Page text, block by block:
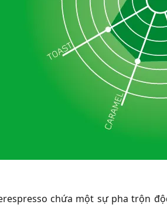
chứa một sự pha trộn